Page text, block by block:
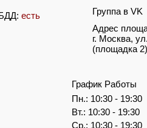
есть
Группа в VK
Адрес
г. Москва,
(площадка 2)
График Работы
Пн.: 10:30 - 19:30
Вт.: 10:30 - 19:30
Ср.: 10:30 - 19:30